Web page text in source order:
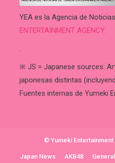
YEA es la Agencia de
ENTERTAINMENT AGENCY.
.
※ JS = Japanese sources:
japonesas distintas
Fuentes internas de Yumeki
© Yumeki Entertainment
Japan News AKB48 General